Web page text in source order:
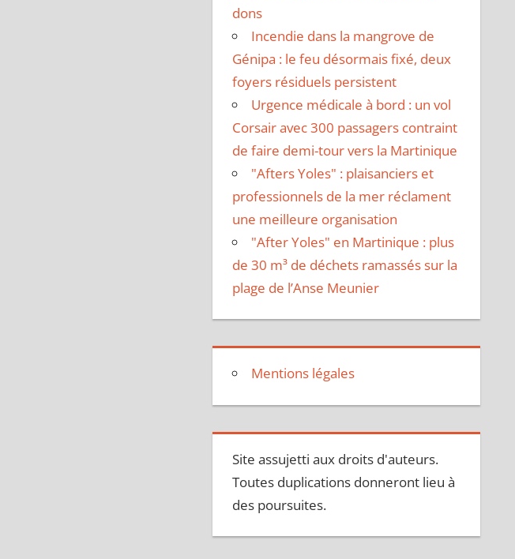
dons
Incendie dans la mangrove de
Génipa : le feu désormais fixé, deux
foyers résiduels persistent
Urgence médicale à bord : un vol
Corsair avec 300 passagers contraint
de faire demi-tour vers la Martinique
"Afters Yoles" : plaisanciers et
professionnels de la mer réclament
une meilleure organisation
"After Yoles" en Martinique : plus
de 30 m³ de déchets ramassés sur la
plage de l’Anse Meunier
Mentions légales
Site assujetti aux droits d'auteurs.
Toutes duplications donneront lieu à
des poursuites.